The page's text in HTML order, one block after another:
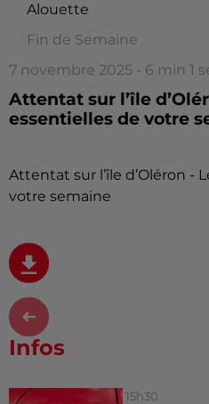
Alouette
Fin de Semaine
7 novembre 2025 - 6 min 1
Attentat sur l’île
essentielles de votre
Attentat sur l’île d’Oléron -
votre semaine
Infos
15h30